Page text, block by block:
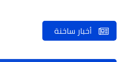
أخبار ساخنة